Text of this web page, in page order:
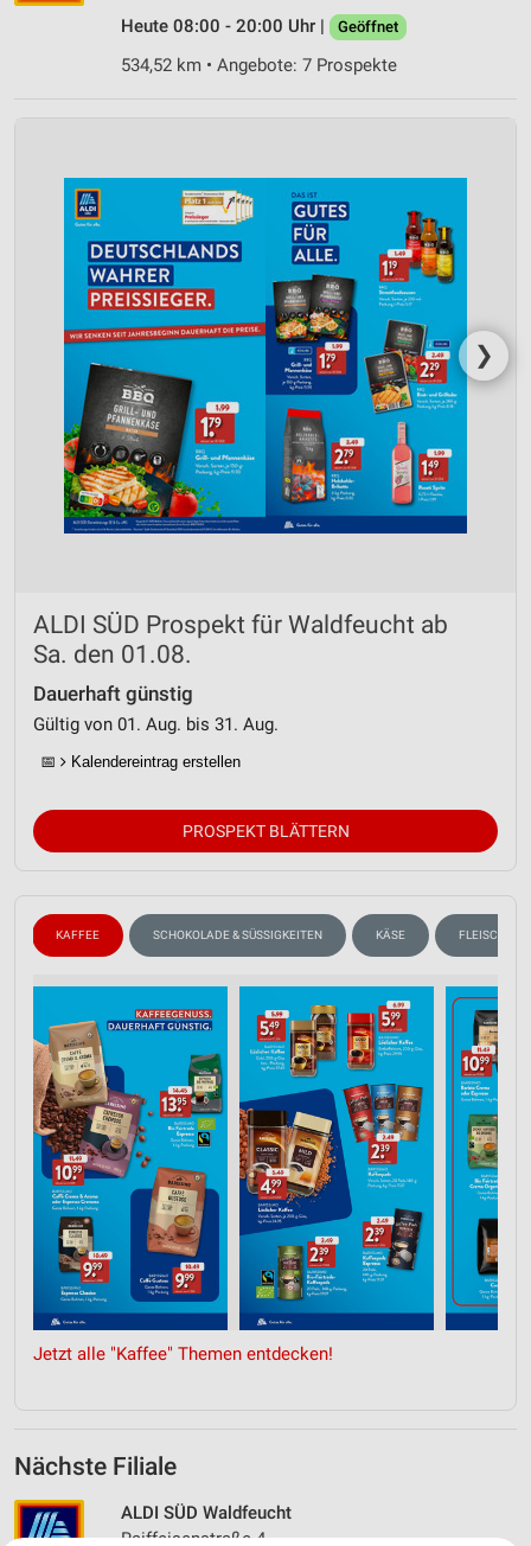
Heute 08:00 - 20:00 Uhr |
Geöffnet
534,52 km • Angebote: 7 Prospekte
❯
ALDI SÜD Prospekt für Waldfeucht ab
Sa. den 01.08.
Dauerhaft günstig
Gültig von 01. Aug. bis 31. Aug.
📅 Kalendereintrag erstellen
PROSPEKT BLÄTTERN
KAFFEE SCHOKOLADE & SÜSSIGKEITEN KÄSE FLEISCH &
Jetzt alle "Kaffee" Themen entdecken!
Nächste Filiale
ALDI SÜD Waldfeucht
Raiffeisenstraße 4